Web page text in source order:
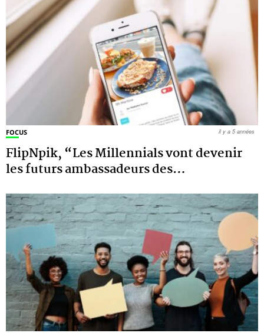
FOCUS
FlipNpik, “Les Millennials vont devenir
les futurs ambassadeurs des…
il y a 5 années